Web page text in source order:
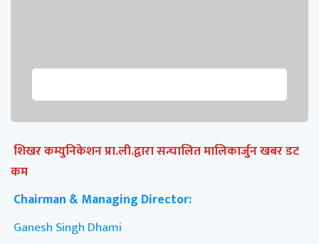
शिखर कम्युनिकेशन प्रा.ली.द्वारा सन्चालित मालिकार्जुन खबर डट
कम
Chairman & Managing Director:
Ganesh Singh Dhami